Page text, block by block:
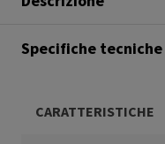
Specifiche tecniche
CARATTERISTICHE